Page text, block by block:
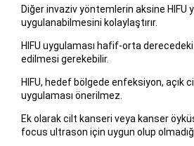
Diğer invaziv yöntemlerin aksine HIFU
uygulanabilmesini kolaylaştırır.
HIFU uygulaması hafif-orta
edilmesi gerekebilir.
HIFU, hedef bölgede enfeksiyon,
uygulaması önerilmez.
Ek olarak cilt kanseri veya kanser
focus ultrason için uygun olup